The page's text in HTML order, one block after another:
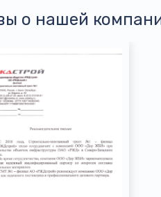
о нашей